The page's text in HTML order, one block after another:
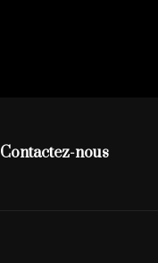
Contactez-nous